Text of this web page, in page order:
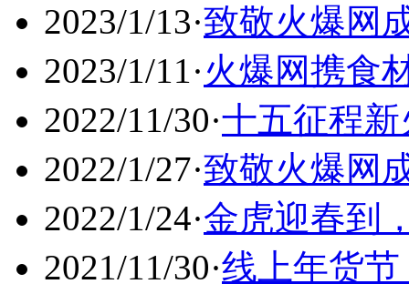
2023/1/13·致敬火爆网
2023/1/11·火爆网携食
2022/11/30·十五征程
2022/1/27·致敬火爆网
2022/1/24·金虎迎春到
2021/11/30·线上年货